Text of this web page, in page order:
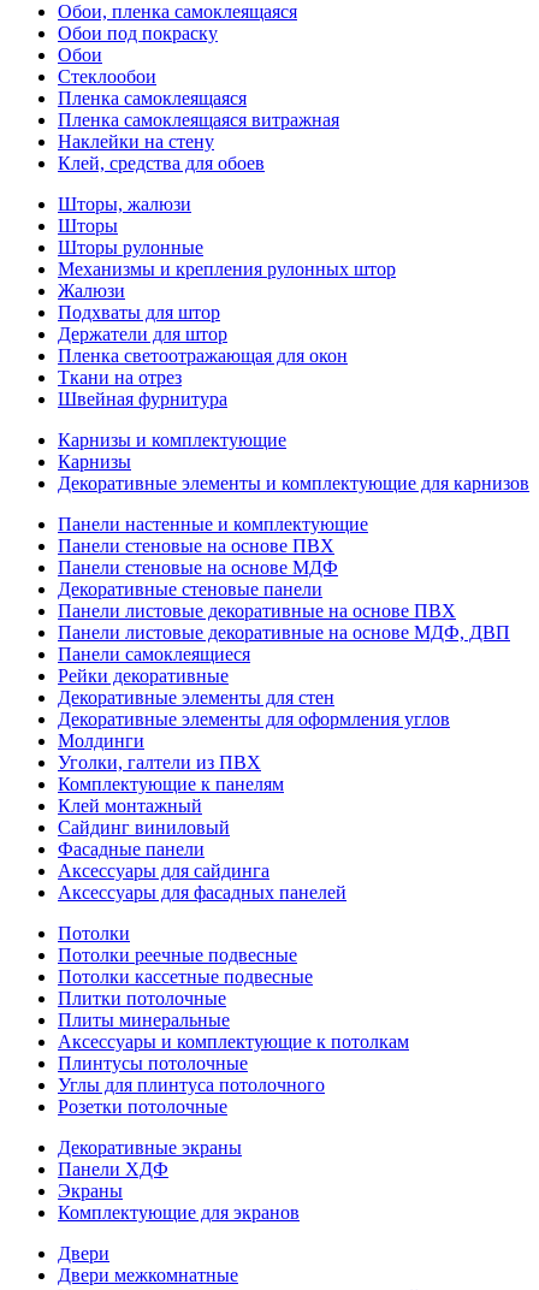
Обои, пленка самоклеящаяся
Обои под покраску
Обои
Стеклообои
Пленка самоклеящаяся
Пленка самоклеящаяся витражная
Наклейки на стену
Клей, средства для обоев
Шторы, жалюзи
Шторы
Шторы рулонные
Механизмы и крепления рулонных штор
Жалюзи
Подхваты для штор
Держатели для штор
Пленка светоотражающая для окон
Ткани на отрез
Швейная фурнитура
Карнизы и комплектующие
Карнизы
Декоративные элементы и комплектующие для карнизов
Панели настенные и комплектующие
Панели стеновые на основе ПВХ
Панели стеновые на основе МДФ
Декоративные стеновые панели
Панели листовые декоративные на основе ПВХ
Панели листовые декоративные на основе МДФ, ДВП
Панели самоклеящиеся
Рейки декоративные
Декоративные элементы для стен
Декоративные элементы для оформления углов
Молдинги
Уголки, галтели из ПВХ
Комплектующие к панелям
Клей монтажный
Сайдинг виниловый
Фасадные панели
Аксессуары для сайдинга
Аксессуары для фасадных панелей
Потолки
Потолки реечные подвесные
Потолки кассетные подвесные
Плитки потолочные
Плиты минеральные
Аксессуары и комплектующие к потолкам
Плинтусы потолочные
Углы для плинтуса потолочного
Розетки потолочные
Декоративные экраны
Панели ХДФ
Экраны
Комплектующие для экранов
Двери
Двери межкомнатные